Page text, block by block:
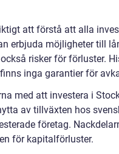
att förstå att alla
erbjuda möjligheter till
risker för förluster.
inga garantier för
med att investera i
av tillväxten hos
företag.
för kapitalförluster.